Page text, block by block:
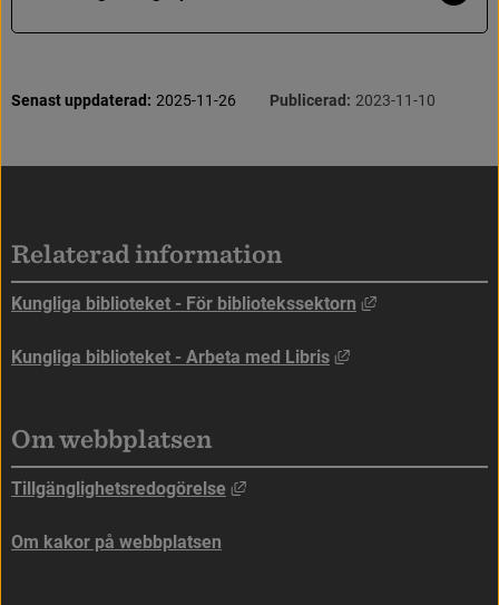
mer
Sidinformation
Senast uppdaterad: 2025-11-26 Publicerad: 2023-11-10
Relaterad information
Kungliga biblioteket - För bibliotekssektorn Länk till annan
Kungliga biblioteket - Arbeta med Libris Länk till annan
Om webbplatsen
Tillgänglighetsredogörelse Länk till annan webbplats,
Om kakor på webbplatsen